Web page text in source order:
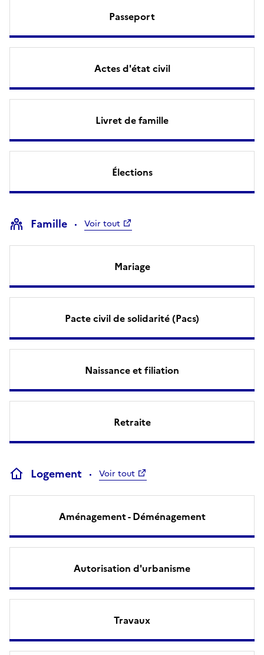
Passeport
Actes d'état civil
Livret de famille
Élections
Famille Voir tout
Mariage
Pacte civil de solidarité (Pacs)
Naissance et filiation
Retraite
Logement Voir tout
Aménagement - Déménagement
Autorisation d'urbanisme
Travaux